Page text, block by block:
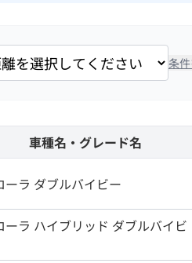
条
車種名・グレード名
ーラ ダブルバイビー
ーラ ハイブリッド ダブルバイビ